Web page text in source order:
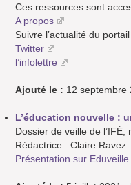
Ces ressources sont
A propos
Suivre l’actualité du portail
Twitter
l’infolettre
Ajouté le : 12 septembre
L’éducation nouvelle :
Dossier de veille de
Rédactrice : Claire Ravez
Présentation sur Eduveille